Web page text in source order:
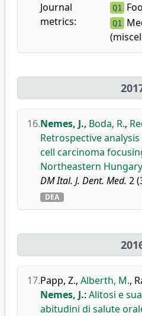
Journal
metrics:
Q1
Q1
16.Nemes, J., Boda, R.,
Retrospective
cell carcinoma
Northeastern
DM Ital. J. Dent. Med. 2
DEA
17.Papp, Z., Alberth, M.,
Nemes, J.: Alitosi e
abitudini di salute